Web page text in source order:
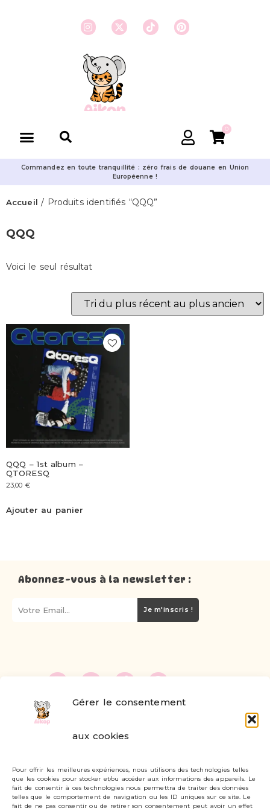
Gérer le consentement
aux cookies
Pour offrir les meilleures expériences, nous utilisons des technologies telles
que les cookies pour stocker et/ou accéder aux informations des appareils. Le
fait de consentir à ces technologies nous permettra de traiter des données
telles que le comportement de navigation ou les ID uniques sur ce site. Le
fait de ne pas consentir ou de retirer son consentement peut avoir un effet
0
Commandez en toute tranquillité : zéro frais de douane en Union
Européenne !
Accueil / Produits identifiés “QQQ”
QQQ
Voici le seul résultat
QQQ – 1st album –
QTORESQ
23,00 €
Ajouter au panier
Abonnez-vous à la newsletter :
Je m'inscris !
Livraisons et retours
Mon compte